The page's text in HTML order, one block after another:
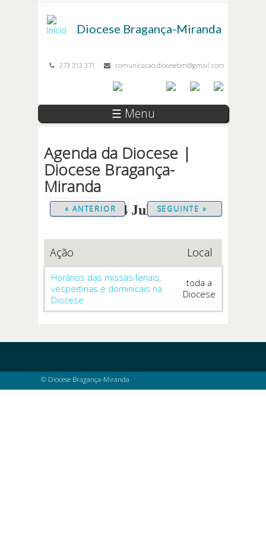
Diocese Bragança-Miranda
273 313 371 comunicacao.diocesebm@gmail.com
☰ Menu
Agenda da Diocese |
Diocese Bragança-
Miranda
Sábado, 4 Julho 2026
« ANTERIOR SEGUINTE »
Ação Local
Horários das missas feriais,
vespertinas e dominicais na
Diocese
toda a
Diocese
© Diocese Bragança-Miranda